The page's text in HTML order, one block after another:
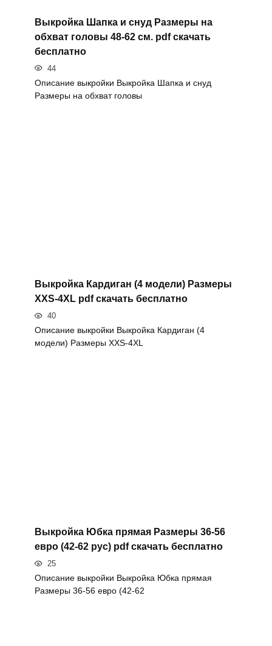
Выкройка Шапка и снуд Размеры на
обхват головы 48-62 см. pdf скачать
бесплатно
44
Описание выкройки Выкройка Шапка и снуд
Размеры на обхват головы
Выкройка Кардиган (4 модели) Размеры
XXS-4XL pdf скачать бесплатно
40
Описание выкройки Выкройка Кардиган (4
модели) Размеры XXS-4XL
Выкройка Юбка прямая Размеры 36-56
евро (42-62 рус) pdf скачать бесплатно
25
Описание выкройки Выкройка Юбка прямая
Размеры 36-56 евро (42-62